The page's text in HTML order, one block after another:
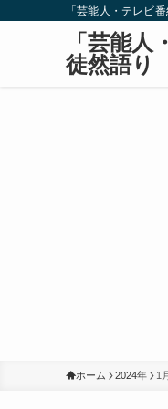
「芸能人・テレビ
「芸能
徒然語り
ホーム 2024年 1